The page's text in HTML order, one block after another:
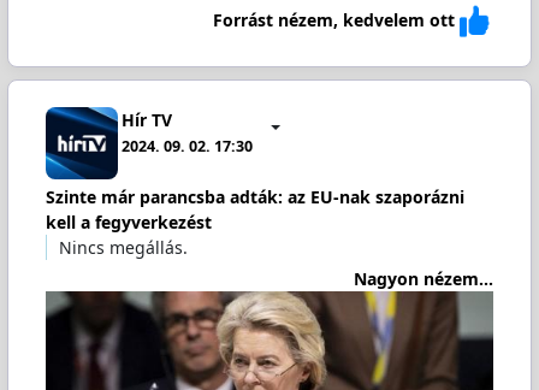
Forrást nézem, kedvelem ott
Hír TV
2024. 09. 02. 17:30
Szinte már parancsba adták: az EU-nak szaporázni
kell a fegyverkezést
Nincs megállás.
Nagyon nézem...